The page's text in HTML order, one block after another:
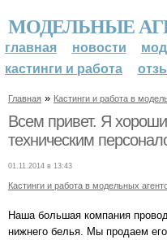
МОДЕЛЬНЫЕ
главная новости
кастинги и работа
Главная » Кастинги и работа в
Всем привет. Я
техническим
01.11.2014 в 13:43
Кастинги и работа в модельных
Наша большая компания
нижнего белья. Мы продаем